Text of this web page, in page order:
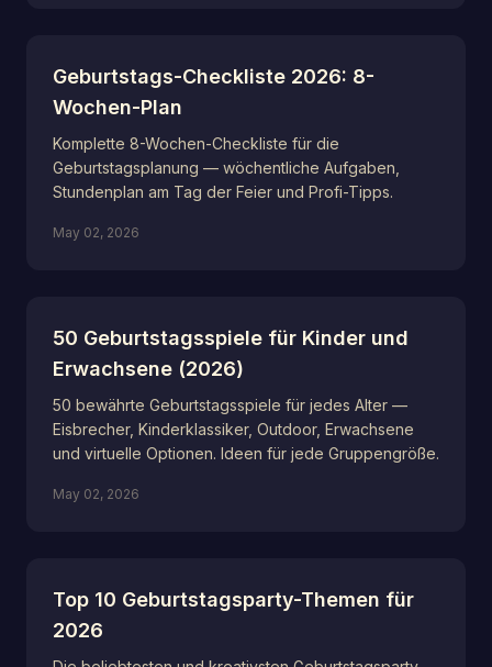
Geburtstags-Checkliste 2026: 8-
Wochen-Plan
Komplette 8-Wochen-Checkliste für die
Geburtstagsplanung — wöchentliche Aufgaben,
Stundenplan am Tag der Feier und Profi-Tipps.
May 02, 2026
50 Geburtstagsspiele für Kinder und
Erwachsene (2026)
50 bewährte Geburtstagsspiele für jedes Alter —
Eisbrecher, Kinderklassiker, Outdoor, Erwachsene
und virtuelle Optionen. Ideen für jede Gruppengröße.
May 02, 2026
Top 10 Geburtstagsparty-Themen für
2026